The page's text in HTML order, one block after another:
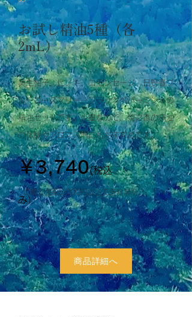
お試し精油5種（各
2mL）
​実生柚子、ヒノキ、コモンセージ、日野春ブ
ルーローズマリー、ブラックペパーミントの
精油セットです。少量なので、梨之香の精油
の体験やアロマ入門にもおすすめです。
￥3,740(税込
み）
​ご購入金額5,000円以上で送料無料
商品詳細へ